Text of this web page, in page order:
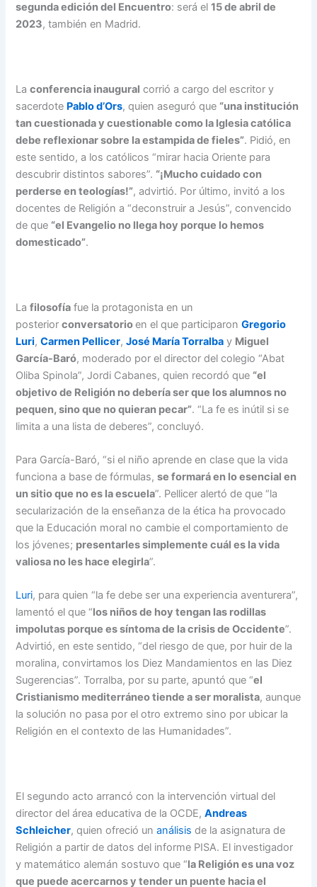
segunda edición del Encuentro: será el15 de abril de
2023, también en Madrid.
Laconferencia inaugural corrió a cargo del escritor y
sacerdote Pablo d’Ors, quien aseguró que “una institución
tan cuestionada y cuestionable como la Iglesia católica
debe reflexionar sobre la estampida de fieles”. Pidió, en
este sentido, a los católicos “mirar hacia Oriente para
descubrir distintos sabores”. “¡Mucho cuidado con
perderse en teologías!”, advirtió. Por último, invitó a los
docentes de Religión a “deconstruir a Jesús”, convencido
de que “el Evangelio no llega hoy porque lo hemos
domesticado”.
Lafilosofía fue la protagonista en un
posteriorconversatorioen el que participaronGregorio
Luri,Carmen Pellicer,José María Torralba y Miguel
García-Baró, moderado por el director del colegio “Abat
Oliba Spinola”, Jordi Cabanes, quien recordó que “el
objetivo de Religión no debería ser que los alumnos no
pequen, sino que no quieran pecar”. “La fe es inútil si se
limita a una lista de deberes”, concluyó.
Para García-Baró, “si el niño aprende en clase que la vida
funciona a base de fórmulas,se formará en lo esencial en
un sitio que no es la escuela”. Pellicer alertó de que “la
secularización de la enseñanza de la ética ha provocado
que la Educación moral no cambie el comportamiento de
los jóvenes; presentarles simplemente cuál es la vida
valiosa no les hace elegirla”.
Luri, para quien “la fe debe ser una experiencia aventurera”,
lamentó el que “los niños de hoy tengan las rodillas
impolutas porque es síntoma de la crisis de Occidente”.
Advirtió, en este sentido, “del riesgo de que, por huir de la
moralina, convirtamos los Diez Mandamientos en las Diez
Sugerencias”. Torralba, por su parte, apuntó que “el
Cristianismo mediterráneo tiende a ser moralista, aunque
la solución no pasa por el otro extremo sino por ubicar la
Religión en el contexto de las Humanidades”.
El segundo acto arrancó con la intervención virtual del
director del área educativa de la OCDE,Andreas
Schleicher, quien ofreció unanálisis de la asignatura de
Religión a partir de datos del informe PISA. El investigador
y matemático alemán sostuvo que “la Religión es una voz
que puede acercarnos y tender un puente hacia el